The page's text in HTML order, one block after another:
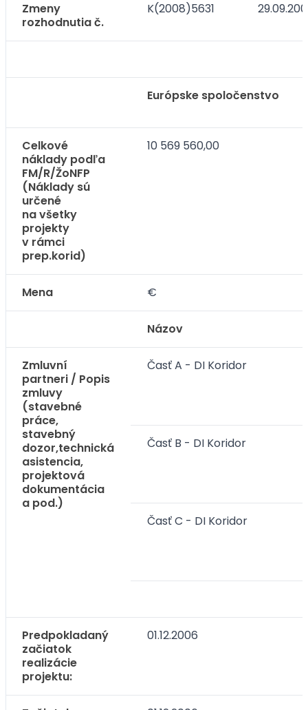
Zmeny
rozhodnutia č.
K(2008)5631
Európske spoločenstvo
Celkové
náklady podľa
FM/R/ŽoNFP
(Náklady sú
určené
na všetky
projekty
v rámci
prep.korid)
10 569 560,00
Mena €
Názov
Zmluvní
partneri / Popis
zmluvy
(stavebné
práce,
stavebný
dozor,technická
asistencia,
projektová
dokumentácia
a pod.)
Časť A - DI Koridor
Časť B - DI Koridor
Časť C - DI Koridor
Predpokladaný
začiatok
realizácie
projektu:
01.12.2006